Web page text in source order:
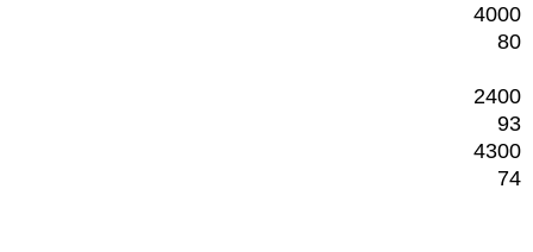
4000
80
2400
93
4300
74